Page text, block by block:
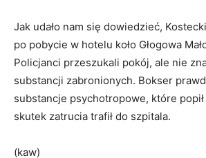
Jak udało nam się dowiedzieć,
po pobycie w hotelu koło Głogowa
Policjanci przeszukali pokój, ale nie
substancji zabronionych. Bokser
substancje psychotropowe, które
skutek zatrucia trafił do szpitala.
(kaw)